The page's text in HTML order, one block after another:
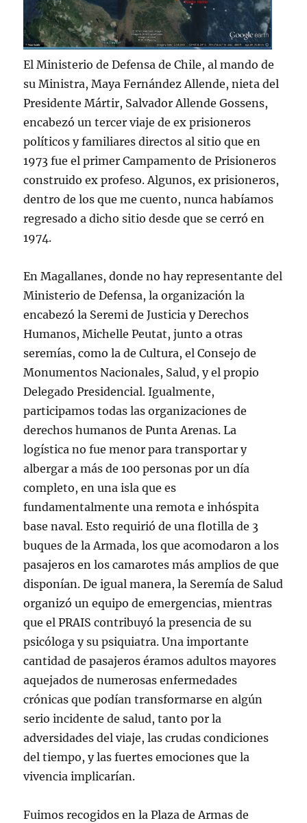
El Ministerio de Defensa de Chile, al mando de
su Ministra, Maya Fernández Allende, nieta del
Presidente Mártir, Salvador Allende Gossens,
encabezó un tercer viaje de ex prisioneros
políticos y familiares directos al sitio que en
1973 fue el primer Campamento de Prisioneros
construido ex profeso. Algunos, ex prisioneros,
dentro de los que me cuento, nunca habíamos
regresado a dicho sitio desde que se cerró en
1974.
En Magallanes, donde no hay representante del
Ministerio de Defensa, la organización la
encabezó la Seremi de Justicia y Derechos
Humanos, Michelle Peutat, junto a otras
seremías, como la de Cultura, el Consejo de
Monumentos Nacionales, Salud, y el propio
Delegado Presidencial. Igualmente,
participamos todas las organizaciones de
derechos humanos de Punta Arenas. La
logística no fue menor para transportar y
albergar a más de 100 personas por un día
completo, en una isla que es
fundamentalmente una remota e inhóspita
base naval. Esto requirió de una flotilla de 3
buques de la Armada, los que acomodaron a los
pasajeros en los camarotes más amplios de que
disponían. De igual manera, la Seremía de Salud
organizó un equipo de emergencias, mientras
que el PRAIS contribuyó la presencia de su
psicóloga y su psiquiatra. Una importante
cantidad de pasajeros éramos adultos mayores
aquejados de numerosas enfermedades
crónicas que podían transformarse en algún
serio incidente de salud, tanto por la
adversidades del viaje, las crudas condiciones
del tiempo, y las fuertes emociones que la
vivencia implicarían.
Fuimos recogidos en la Plaza de Armas de